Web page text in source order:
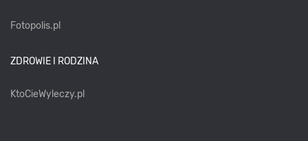
Fotopolis.pl
ZDROWIE I RODZINA
KtoCieWyleczy.pl